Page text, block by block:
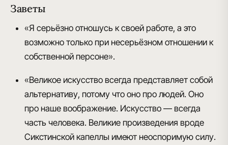
Заветы
«Я серьёзно отношусь к своей работе, а это
возможно только при несерьёзном отношении к
собственной персоне».
«Великое искусство всегда представляет собой
альтернативу, потому что оно про людей. Оно
про наше воображение. Искусство — всегда
часть человека. Великие произведения вроде
Сикстинской капеллы имеют неоспоримую силу.